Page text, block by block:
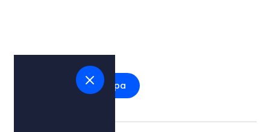
Vedi sulla mappa